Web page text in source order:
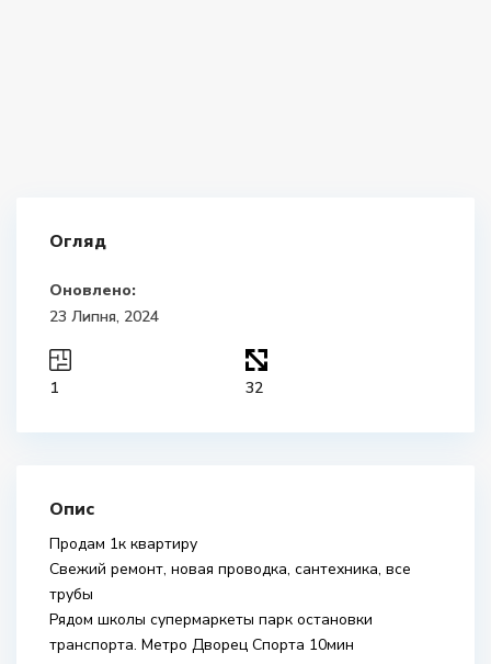
Огляд
Оновлено:
23 Липня, 2024
1 32
Опис
Продам 1к квартиру
Свежий ремонт, новая проводка, сантехника, все
трубы
Рядом школы супермаркеты парк остановки
транспорта. Метро Дворец Спорта 10мин